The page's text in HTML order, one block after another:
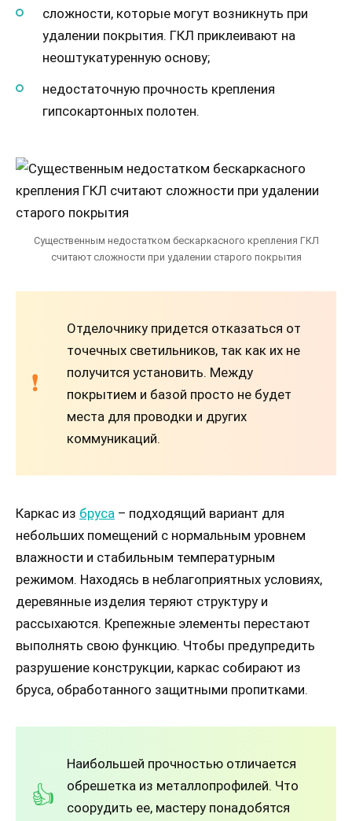
сложности, которые могут возникнуть при
удалении покрытия. ГКЛ приклеивают на
неоштукатуренную основу;
недостаточную прочность крепления
гипсокартонных полотен.
Существенным недостатком бескаркасного крепления ГКЛ
считают сложности при удалении старого покрытия
Отделочнику придется отказаться от
точечных светильников, так как их не
получится установить. Между
покрытием и базой просто не будет
места для проводки и других
коммуникаций.
Каркас из бруса – подходящий вариант для
небольших помещений с нормальным уровнем
влажности и стабильным температурным
режимом. Находясь в неблагоприятных условиях,
деревянные изделия теряют структуру и
рассыхаются. Крепежные элементы перестают
выполнять свою функцию. Чтобы предупредить
разрушение конструкции, каркас собирают из
бруса, обработанного защитными пропитками.
Наибольшей прочностью отличается
обрешетка из металлопрофилей. Что
соорудить ее, мастеру понадобятся